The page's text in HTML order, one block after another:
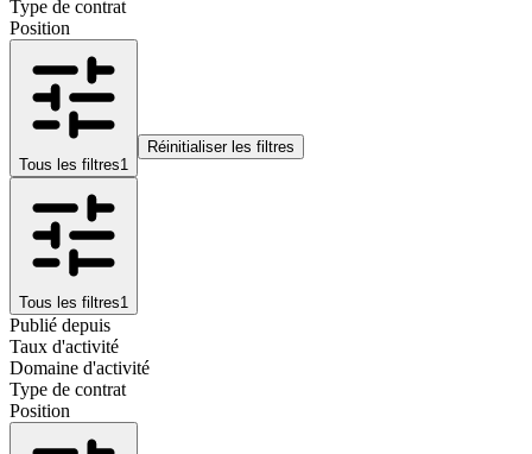
Type de contrat
Position
Tous les filtres1
Réinitialiser les filtres
Tous les filtres1
Publié depuis
Taux d'activité
Domaine d'activité
Type de contrat
Position